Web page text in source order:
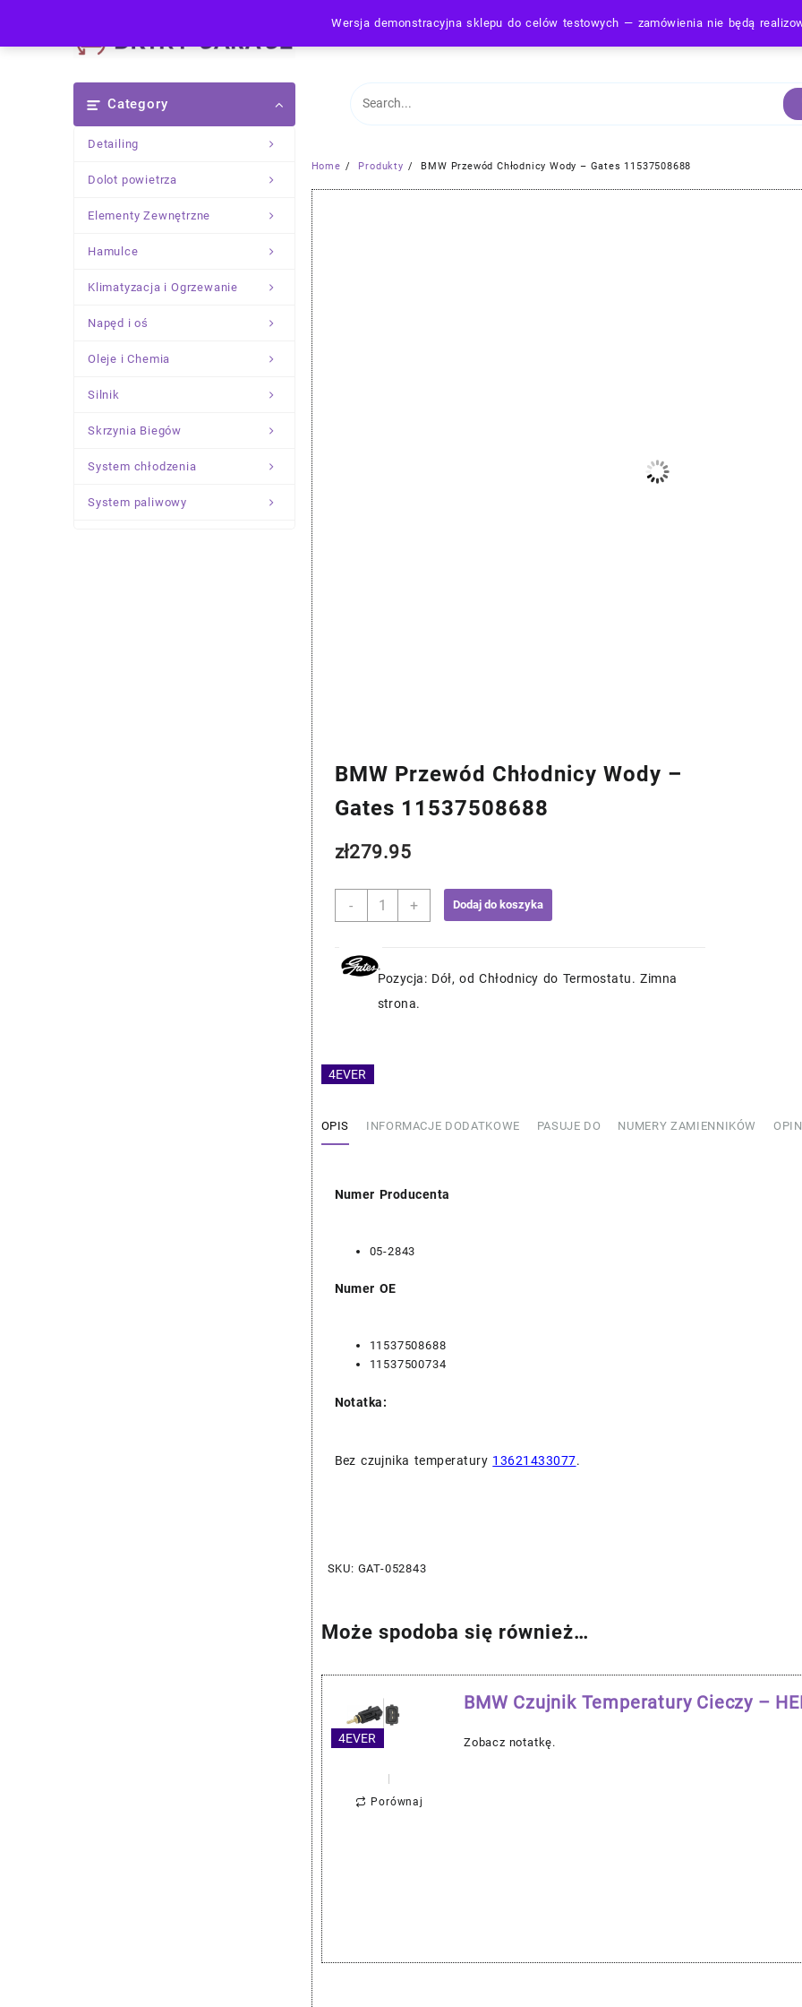
Wersja demonstracyjna sklepu do celów testowych — zamówienia nie będą
content
Category
Detailing
Dolot powietrza
Elementy Zewnętrzne
Hamulce
Klimatyzacja i Ogrzewanie
Napęd i oś
Oleje i Chemia
Silnik
Skrzynia Biegów
System chłodzenia
System paliwowy
Home Produkty BMW Przewód Chłodnicy Wody – Gates 11537508688
4EVER
BMW Przewód Chłodnicy Wody –
Gates 11537508688
zł279.95
-
ilość
Chłodnicy
Wody
Gates
+ Dodaj do koszyka
Pozycja: Dół, od Chłodnicy do Termostatu. Zimna
strona.
OPIS INFORMACJE DODATKOWE PASUJE DO NUMERY ZAMIENNIKÓW
Numer Producenta
05-2843
Numer OE
11537508688
11537500734
Notatka:
Bez czujnika temperatury 13621433077.
SKU: GAT-052843
Może spodoba się również…
4EVER
Porównaj
BMW Czujnik Temperatury Cieczy –
Zobacz notatkę.